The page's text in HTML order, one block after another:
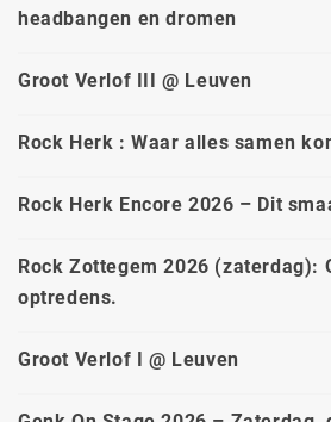
headbangen en dromen
Groot Verlof III @ Leuven
Rock Herk : Waar alles samen
Rock Herk Encore 2026 – Dit
Rock Zottegem 2026 (zaterdag):
optredens.
Groot Verlof I @ Leuven